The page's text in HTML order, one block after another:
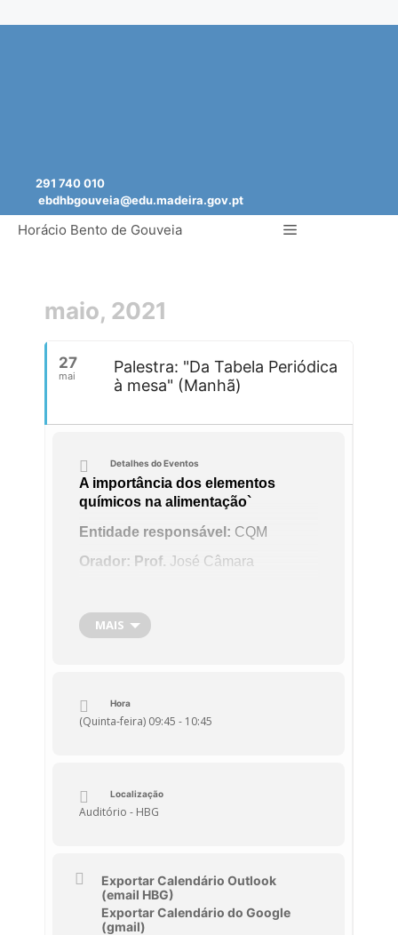
291 740 010
ebdhbgouveia@edu.madeira.gov.pt
Horácio Bento de Gouveia Menu
maio, 2021
27
mai
Palestra: "Da Tabela Periódica
à mesa" (Manhã)
Detalhes do Eventos
A importância dos elementos
químicos na alimentação`
Entidade responsável: CQM
Orador: Prof. José Câmara
MAIS
Hora
(Quinta-feira) 09:45 - 10:45
Localização
Auditório - HBG
Exportar Calendário Outlook
(email HBG)
Exportar Calendário do Google
(gmail)